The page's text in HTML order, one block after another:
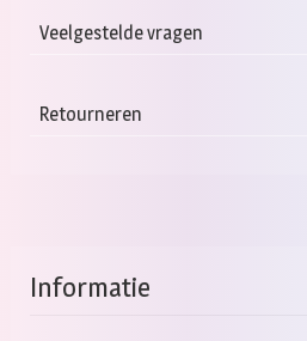
Veelgestelde vragen
Retourneren
Informatie